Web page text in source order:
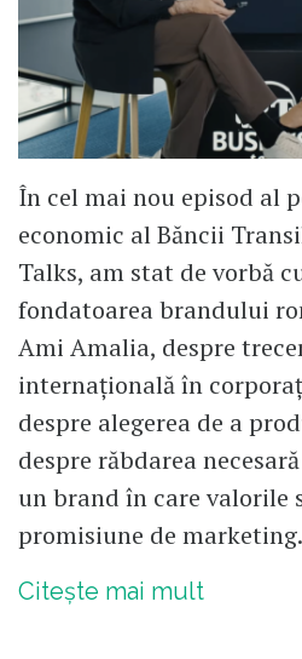
În cel mai nou episod al
economic al Băncii
Talks, am stat de vorbă
fondatoarea brandului
Ami Amalia, despre
internațională în
despre alegerea de a
despre răbdarea
un brand în care valorile
promisiune de marketing.
Citește mai mult